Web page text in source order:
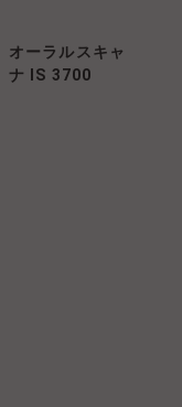
オーラルスキャ
ナ IS 3700